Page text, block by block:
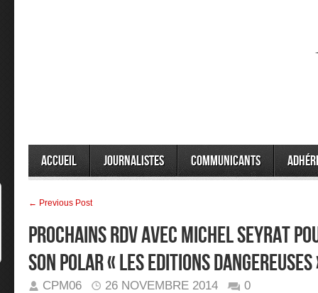
Accueil Journalistes Communicants
← Previous Post
PROCHAINS RDV AVEC MICHEL SEYRAT
SON POLAR « LES EDITIONS
CPM06 26 NOVEMBRE 2014 0